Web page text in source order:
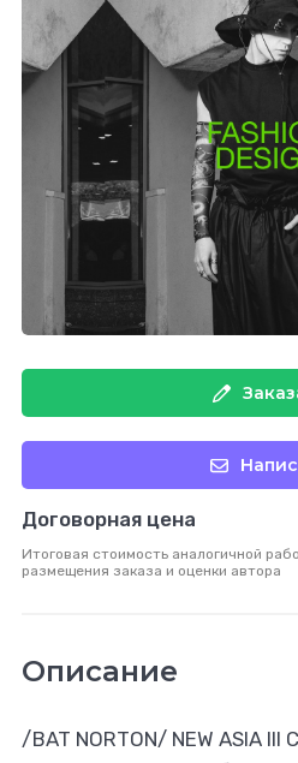
Договорная цена
Итоговая стоимость аналогичной
размещения заказа и оценки автора
Описание
/BAT NORTON/ NEW ASIA III